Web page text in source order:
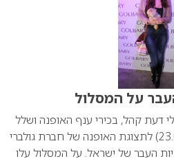
על המסלול
דעת קהל, בכירי ענף האופנה ושלל
סלבס, הגיעו הבוקר (23.02.2012) לתצוגת האופנה של חברת גולברי
העבר של ישראל. על המסלול עלו